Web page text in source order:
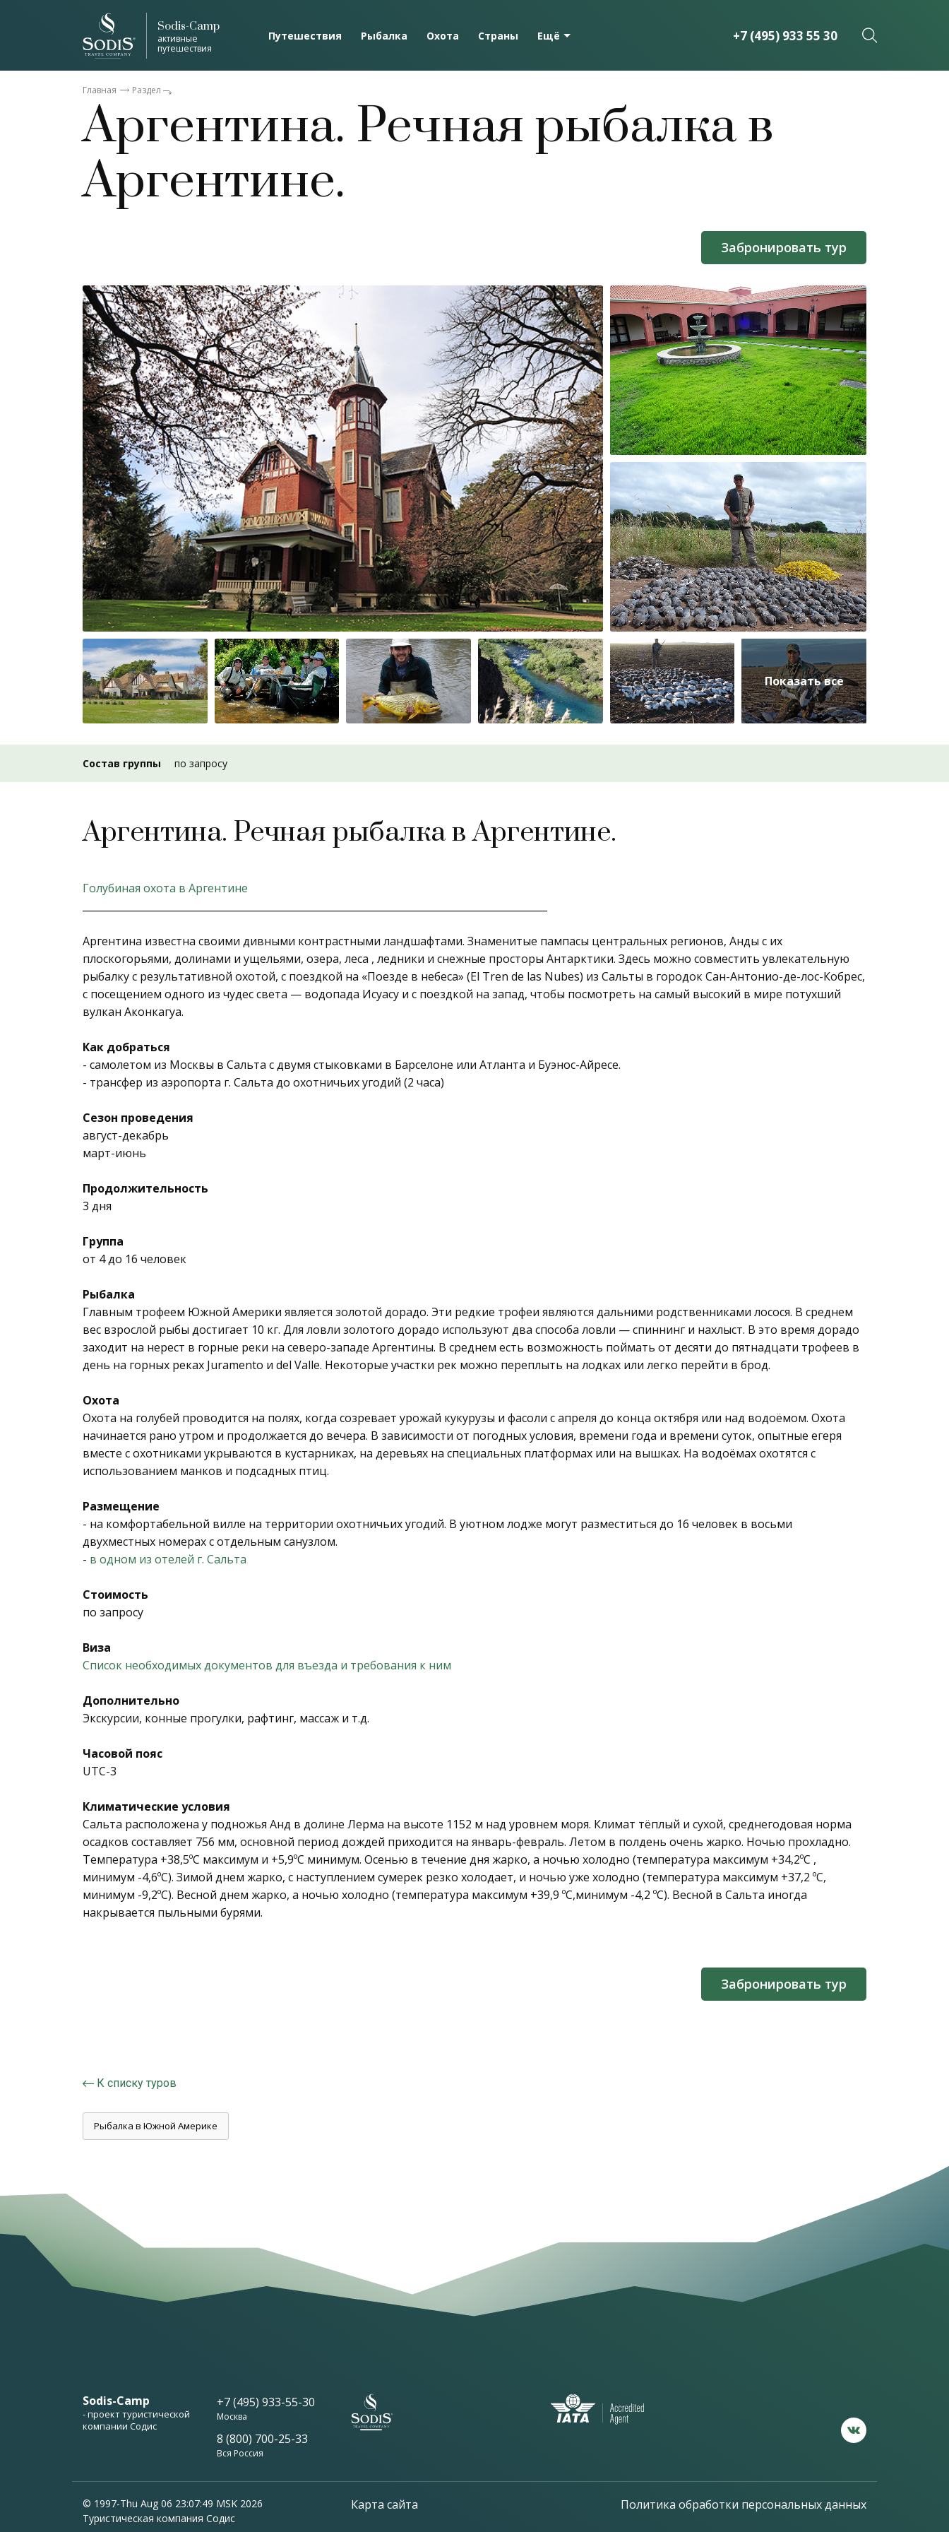
Sodis-Camp
активные
путешествия
Путешествия Рыбалка Охота Страны Ещё +7 (495) 933 55 30
Главная Раздел
Аргентина. Речная рыбалка в
Аргентине.
Забронировать тур
Состав группы по запросу
Аргентина. Речная рыбалка в Аргентине.
Голубиная охота в Аргентине
Аргентина известна своими дивными контрастными ландшафтами. Знаменитые пампасы центральных регионов, Анды с их
плоскогорьями, долинами и ущельями, озера, леса , ледники и снежные просторы Антарктики. Здесь можно совместить увлекательную
рыбалку с результативной охотой, с поездкой на «Поезде в небеса» (El Tren de las Nubes) из Сальты в городок Сан-Антонио-де-лос-Кобрес,
с посещением одного из чудес света — водопада Исуасу и с поездкой на запад, чтобы посмотреть на самый высокий в мире потухший
вулкан Аконкагуа.
Как добраться
- самолетом из Москвы в Сальта с двумя стыковками в Барселоне или Атланта и Буэнос-Айресе.
- трансфер из аэропорта г. Сальта до охотничьих угодий (2 часа)
Сезон проведения
август-декабрь
март-июнь
Продолжительность
3 дня
Группа
от 4 до 16 человек
Рыбалка
Главным трофеем Южной Америки является золотой дорадо. Эти редкие трофеи являются дальними родственниками лосося. В среднем
вес взрослой рыбы достигает 10 кг. Для ловли золотого дорадо используют два способа ловли — спиннинг и нахлыст. В это время дорадо
заходит на нерест в горные реки на северо-западе Аргентины. В среднем есть возможность поймать от десяти до пятнадцати трофеев в
день на горных реках Juramento и del Valle. Некоторые участки рек можно переплыть на лодках или легко перейти в брод.
Охота
Охота на голубей проводится на полях, когда созревает урожай кукурузы и фасоли с апреля до конца октября или над водоёмом. Охота
начинается рано утром и продолжается до вечера. В зависимости от погодных условия, времени года и времени суток, опытные егеря
вместе с охотниками укрываются в кустарниках, на деревьях на специальных платформах или на вышках. На водоёмах охотятся с
использованием манков и подсадных птиц.
Размещение
- на комфортабельной вилле на территории охотничьих угодий. В уютном лодже могут разместиться до 16 человек в восьми
двухместных номерах с отдельным санузлом.
- в одном из отелей г. Сальта
Стоимость
по запросу
Виза
Список необходимых документов для въезда и требования к ним
Дополнительно
Экскурсии, конные прогулки, рафтинг, массаж и т.д.
Часовой пояс
UTC-3
Климатические условия
Сальта расположена у подножья Анд в долине Лерма на высоте 1152 м над уровнем моря. Климат тёплый и сухой, среднегодовая норма
осадков составляет 756 мм, основной период дождей приходится на январь-февраль. Летом в полдень очень жарко. Ночью прохладно.
Температура +38,5ºC максимум и +5,9ºC минимум. Осенью в течение дня жарко, а ночью холодно (температура максимум +34,2ºC ,
минимум -4,6ºC). Зимой днем жарко, с наступлением сумерек резко холодает, и ночью уже холодно (температура максимум +37,2 ºC,
минимум -9,2ºC). Весной днем жарко, а ночью холодно (температура максимум +39,9 ºC,минимум -4,2 ºC). Весной в Сальта иногда
накрывается пыльными бурями.
Забронировать тур
К списку туров
Рыбалка в Южной Америке
Sodis-Camp
- проект туристической
компании Содис
+7 (495) 933-55-30
Москва
8 (800) 700-25-33
Вся Россия
© 1997-Thu Aug 06 23:07:49 MSK 2026
Туристическая компания Содис
Карта сайта Политика обработки персональных данных